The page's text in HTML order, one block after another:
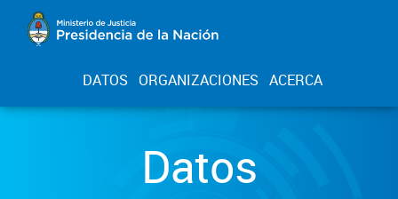
DATOS ORGANIZACIONES ACERCA
Datos